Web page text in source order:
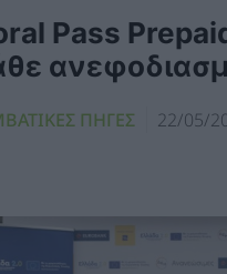
Pass
ΠΗΓΕΣ 22/05/